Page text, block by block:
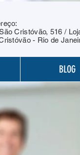
Cristóvão, 516 /
- Rio de
BLOG